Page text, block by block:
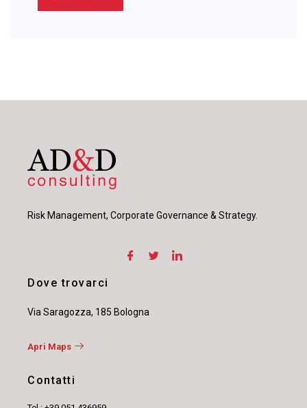
Risk Management, Corporate Governance & Strategy.
Dove trovarci
Via Saragozza, 185 Bologna
Apri Maps
Contatti